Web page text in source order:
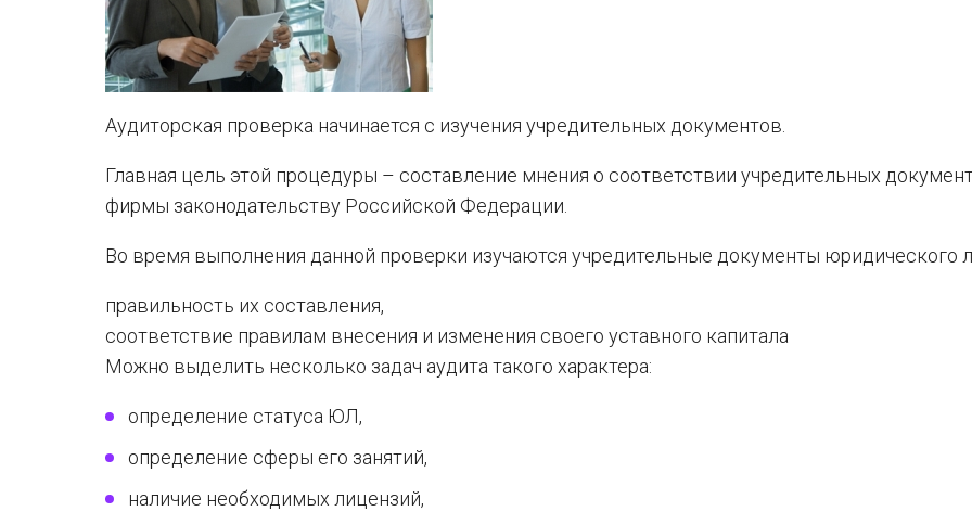
Аудиторская проверка начинается с изучения учредительных документов.
Главная цель этой процедуры – составление мнения о соответствии учредительных
фирмы законодательству Российской Федерации.
Во время выполнения данной проверки изучаются учредительные документы юридического
правильность их составления,
соответствие правилам внесения и изменения своего уставного капитала
Можно выделить несколько задач аудита такого характера:
определение статуса ЮЛ,
определение сферы его занятий,
наличие необходимых лицензий,